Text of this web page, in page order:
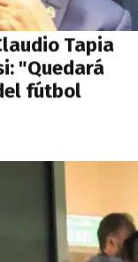
Tapia
"Quedará
fútbol